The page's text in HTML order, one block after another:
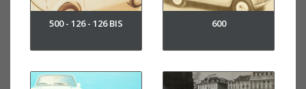
500 - 126 - 126 BIS 600